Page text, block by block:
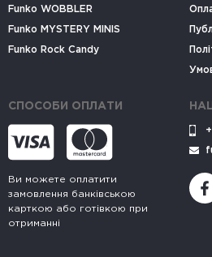
Funko WOBBLER
Funko MYSTERY MINIS
Funko Rock Candy
СПОСОБИ ОПЛАТИ
Ви можете оплатити
замовлення банківською
карткою або готівкою при
отриманні